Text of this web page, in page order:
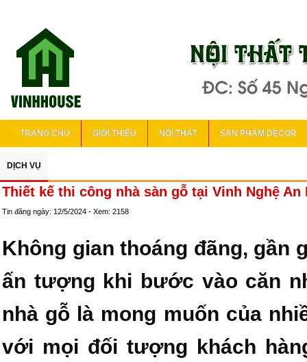
TRANG CHỦ GIỚI THIỆU NỘI THẤT SẢN PHẨM DECOR
DỊCH VỤ
Thiết kế thi công nhà sàn gỗ tại Vinh Nghệ An
Tin đăng ngày: 12/5/2024 - Xem: 2158
Không gian thoáng đãng, gần
ấn tượng khi bước vào căn
nhà gỗ là mong muốn của
với mọi đối tượng khách